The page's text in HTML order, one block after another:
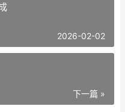
2026-02-02
下一篇 »